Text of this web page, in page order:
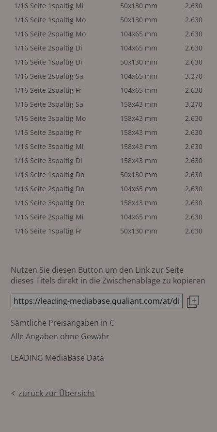
1/16 Seite 1spaltig Mi
50x130 mm
2.630
1/16 Seite 1spaltig Mo
50x130 mm
2.630
1/16 Seite 2spaltig Mo
104x65 mm
2.630
1/16 Seite 2spaltig Di
104x65 mm
2.630
1/16 Seite 1spaltig Di
50x130 mm
2.630
1/16 Seite 2spaltig Sa
104x65 mm
3.270
1/16 Seite 2spaltig Fr
104x65 mm
2.630
1/16 Seite 3spaltig Sa
158x43 mm
3.270
1/16 Seite 3spaltig Mo
158x43 mm
2.630
1/16 Seite 3spaltig Fr
158x43 mm
2.630
1/16 Seite 3spaltig Mi
158x43 mm
2.630
1/16 Seite 3spaltig Di
158x43 mm
2.630
1/16 Seite 1spaltig Do
50x130 mm
2.630
1/16 Seite 2spaltig Do
104x65 mm
2.630
1/16 Seite 3spaltig Do
158x43 mm
2.630
1/16 Seite 2spaltig Mi
104x65 mm
2.630
1/16 Seite 1spaltig Fr
50x130 mm 2.630
Nutzen Sie diesen Button um den Link zur Seite
dieses Titels direkt in die Zwischenablage zu kopieren
Sämtliche Preisangaben in €
Alle Angaben ohne Gewähr
LEADING MediaBase Data
zurück zur Übersicht